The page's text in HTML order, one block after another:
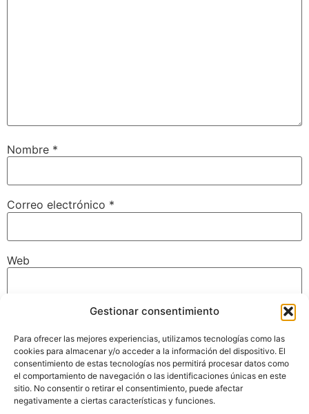
Gestionar consentimiento
Para ofrecer las mejores experiencias, utilizamos tecnologías como las
cookies para almacenar y/o acceder a la información del dispositivo. El
consentimiento de estas tecnologías nos permitirá procesar datos como
el comportamiento de navegación o las identificaciones únicas en este
sitio. No consentir o retirar el consentimiento, puede afectar
negativamente a ciertas características y funciones.
Nombre *
Correo electrónico *
Web
navegador para la próxima vez que comente.